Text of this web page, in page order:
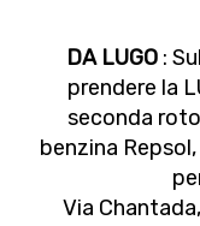
DA LUGO:
prendere la
seconda
benzina
Via